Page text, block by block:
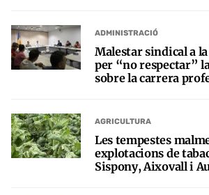
ADMINISTRACIÓ
Malestar sindical a
per “no respectar”
sobre la carrera
AGRICULTURA
Les tempestes
explotacions de
Sispony, Aixovall i